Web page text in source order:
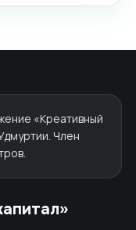
«Креативный
Член